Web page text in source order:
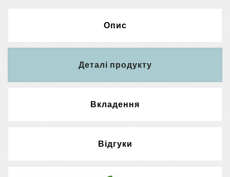
Опис
Деталі продукту
Вкладення
Відгуки